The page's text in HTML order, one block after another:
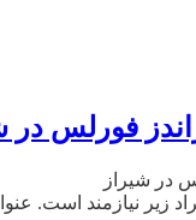
فورلس در
در شیراز
نیازمند است. عنوان